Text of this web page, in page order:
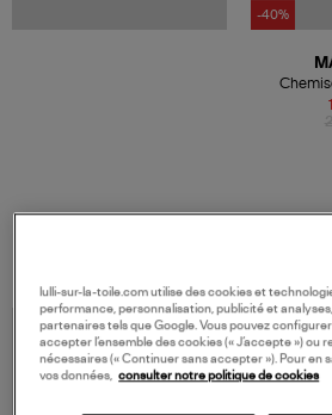
-40%
lulli-sur-la-toile.com utilise des cookies et
performance, personnalisation, publicité et
partenaires tels que Google. Vous pouvez
accepter l’ensemble des cookies (« J’accepte »)
nécessaires (« Continuer sans accepter »). Pour en
vos données, consulter notre politique de cookies